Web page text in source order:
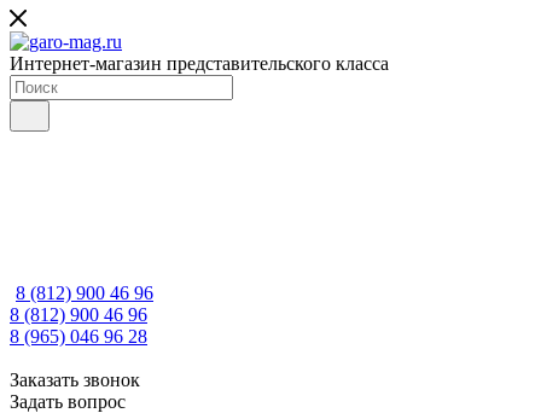
Интернет-магазин представительского класса
8 (812) 900 46 96
8 (812) 900 46 96
8 (965) 046 96 28
Заказать звонок
Задать вопрос